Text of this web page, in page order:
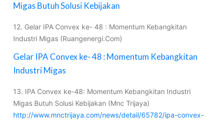
Migas Butuh Solusi Kebijakan
12. Gelar IPA Convex ke- 48 : Momentum Kebangkitan
Industri Migas (Ruangenergi.Com)
Gelar IPA Convex ke- 48 : Momentum Kebangkitan
Industri Migas
13. IPA Convex ke-48: Momentum Kebangkitan Industri
Migas Butuh Solusi Kebijakan (Mnc Trijaya)
http://www.mnctrijaya.com/news/detail/65782/ipa-convex-